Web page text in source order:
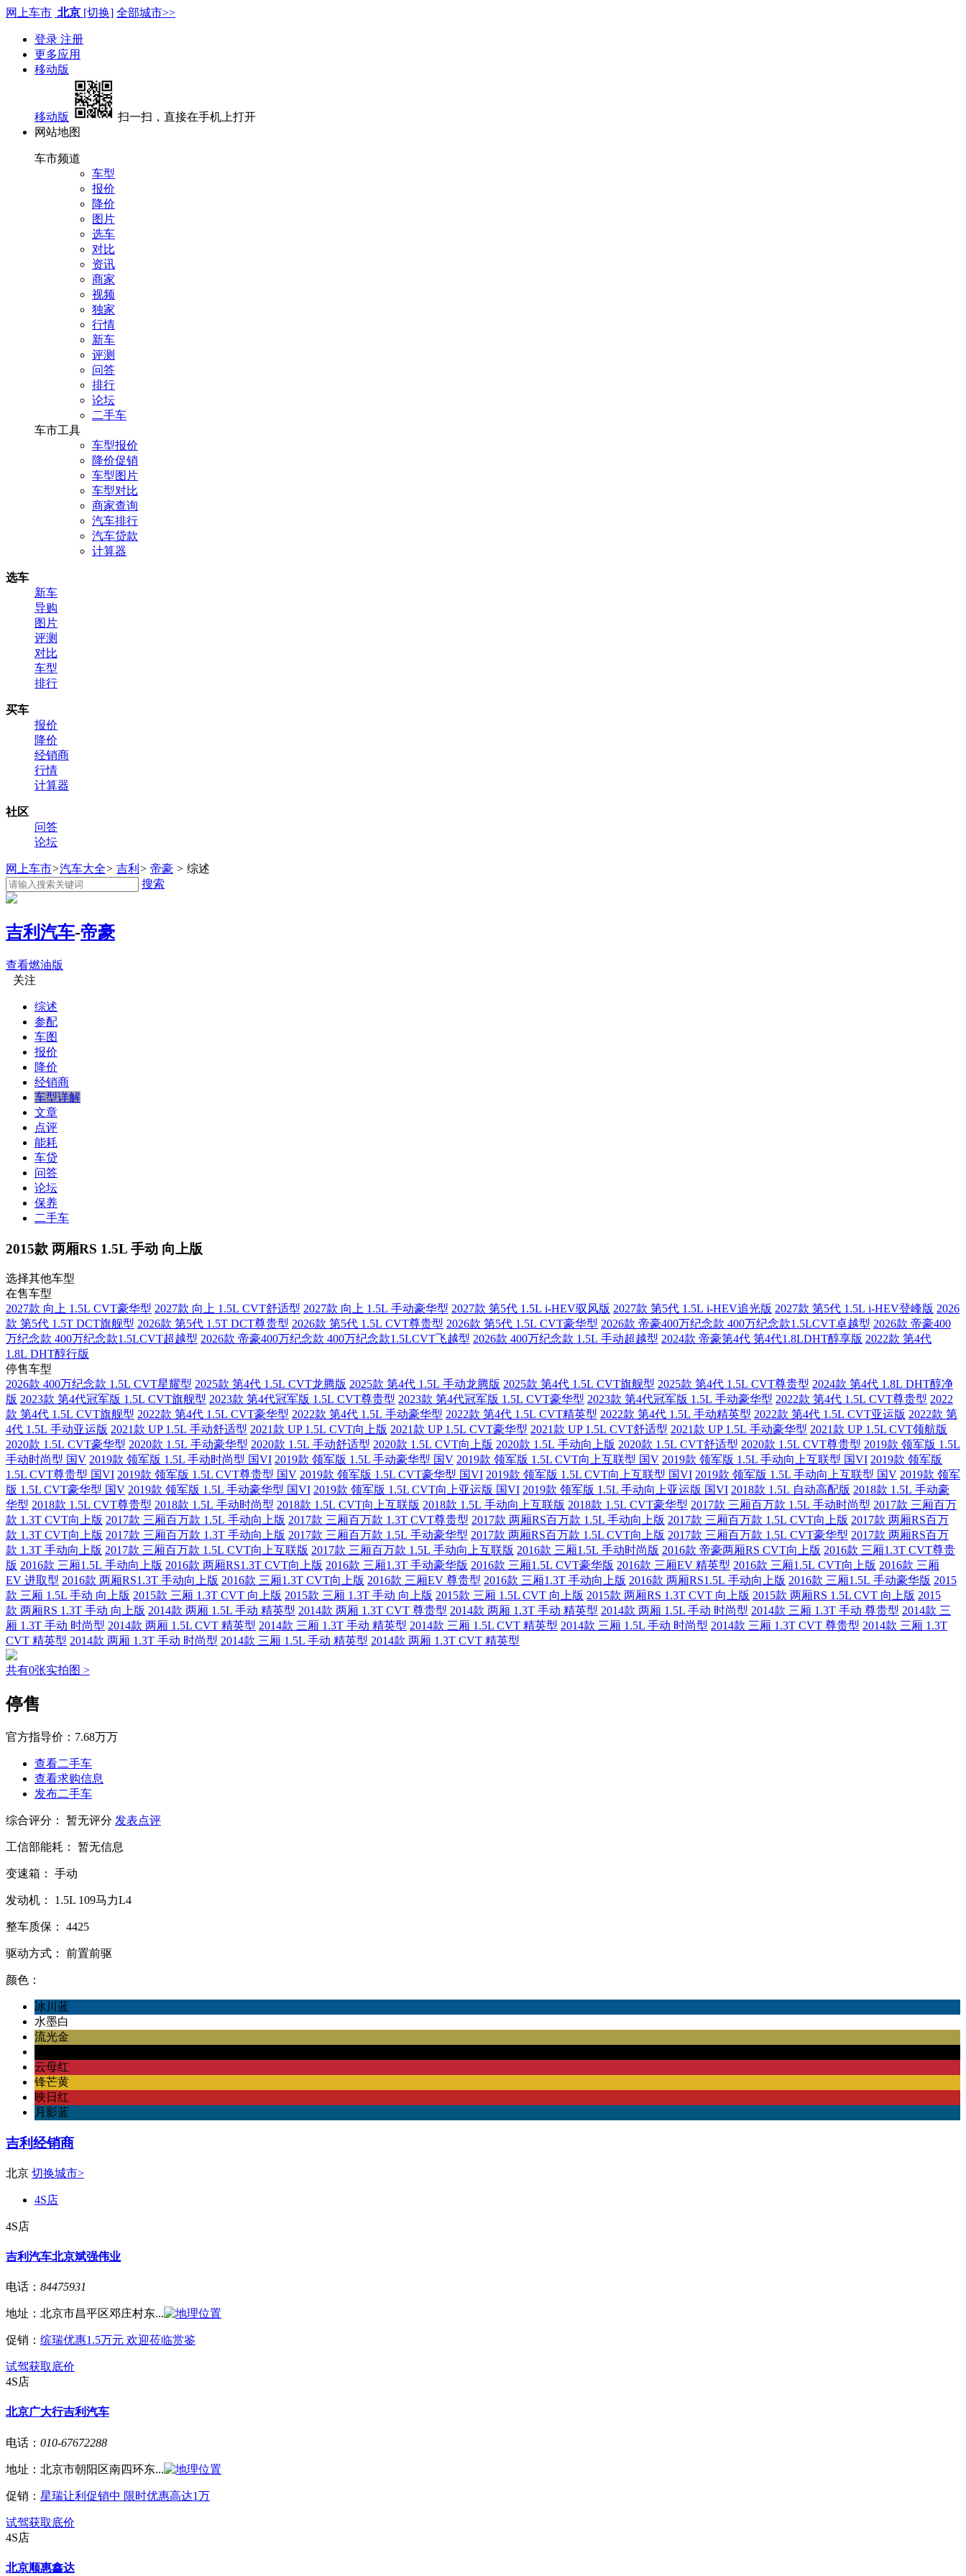
网上车市 北京 [切换] 全部城市>>
登录 注册
更多应用
移动版
移动版
扫一扫，直接在手机上打开
网站地图
车市频道
车型
报价
降价
图片
选车
对比
资讯
商家
视频
独家
行情
新车
评测
问答
排行
论坛
二手车
车市工具
车型报价
降价促销
车型图片
车型对比
商家查询
汽车排行
汽车贷款
计算器
选车
新车
导购
图片
评测
对比
车型
排行
买车
报价
降价
经销商
行情
计算器
社区
问答
论坛
网上车市>汽车大全> 吉利 > 帝豪 > 综述
搜索
吉利汽车-帝豪
查看燃油版
关注
综述
参配
车图
报价
降价
经销商
车型详解
文章
点评
能耗
车贷
问答
论坛
保养
二手车
2015款 两厢RS 1.5L 手动 向上版
选择其他车型
在售车型
2027款 向上 1.5L CVT豪华型 2027款 向上 1.5L CVT舒适型 2027款 向上 1.5L 手动豪华型 2027款 第5代 1.5L i-HEV驭风版 2027款 第5代 1.5L i-HEV追光版 2027款 第5代 1.5L i-HEV登峰版 2026
款 第5代 1.5T DCT旗舰型 2026款 第5代 1.5T DCT尊贵型 2026款 第5代 1.5L CVT尊贵型 2026款 第5代 1.5L CVT豪华型 2026款 帝豪400万纪念款 400万纪念款1.5LCVT卓越型 2026款 帝豪400
万纪念款 400万纪念款1.5LCVT超越型 2026款 帝豪400万纪念款 400万纪念款1.5LCVT飞越型 2026款 400万纪念款 1.5L 手动超越型 2024款 帝豪第4代 第4代1.8LDHT醇享版 2022款 第4代
1.8L DHT醇行版
停售车型
2026款 400万纪念款 1.5L CVT星耀型 2025款 第4代 1.5L CVT龙腾版 2025款 第4代 1.5L 手动龙腾版 2025款 第4代 1.5L CVT旗舰型 2025款 第4代 1.5L CVT尊贵型 2024款 第4代 1.8L DHT醇净
版 2023款 第4代冠军版 1.5L CVT旗舰型 2023款 第4代冠军版 1.5L CVT尊贵型 2023款 第4代冠军版 1.5L CVT豪华型 2023款 第4代冠军版 1.5L 手动豪华型 2022款 第4代 1.5L CVT尊贵型 2022
款 第4代 1.5L CVT旗舰型 2022款 第4代 1.5L CVT豪华型 2022款 第4代 1.5L 手动豪华型 2022款 第4代 1.5L CVT精英型 2022款 第4代 1.5L 手动精英型 2022款 第4代 1.5L CVT亚运版 2022款 第
4代 1.5L 手动亚运版 2021款 UP 1.5L 手动舒适型 2021款 UP 1.5L CVT向上版 2021款 UP 1.5L CVT豪华型 2021款 UP 1.5L CVT舒适型 2021款 UP 1.5L 手动豪华型 2021款 UP 1.5L CVT领航版
2020款 1.5L CVT豪华型 2020款 1.5L 手动豪华型 2020款 1.5L 手动舒适型 2020款 1.5L CVT向上版 2020款 1.5L 手动向上版 2020款 1.5L CVT舒适型 2020款 1.5L CVT尊贵型 2019款 领军版 1.5L
手动时尚型 国V 2019款 领军版 1.5L 手动时尚型 国VI 2019款 领军版 1.5L 手动豪华型 国V 2019款 领军版 1.5L CVT向上互联型 国V 2019款 领军版 1.5L 手动向上互联型 国VI 2019款 领军版
1.5L CVT尊贵型 国VI 2019款 领军版 1.5L CVT尊贵型 国V 2019款 领军版 1.5L CVT豪华型 国VI 2019款 领军版 1.5L CVT向上互联型 国VI 2019款 领军版 1.5L 手动向上互联型 国V 2019款 领军
版 1.5L CVT豪华型 国V 2019款 领军版 1.5L 手动豪华型 国VI 2019款 领军版 1.5L CVT向上亚运版 国VI 2019款 领军版 1.5L 手动向上亚运版 国VI 2018款 1.5L 自动高配版 2018款 1.5L 手动豪
华型 2018款 1.5L CVT尊贵型 2018款 1.5L 手动时尚型 2018款 1.5L CVT向上互联版 2018款 1.5L 手动向上互联版 2018款 1.5L CVT豪华型 2017款 三厢百万款 1.5L 手动时尚型 2017款 三厢百万
款 1.3T CVT向上版 2017款 三厢百万款 1.5L 手动向上版 2017款 三厢百万款 1.3T CVT尊贵型 2017款 两厢RS百万款 1.5L 手动向上版 2017款 三厢百万款 1.5L CVT向上版 2017款 两厢RS百万
款 1.3T CVT向上版 2017款 三厢百万款 1.3T 手动向上版 2017款 三厢百万款 1.5L 手动豪华型 2017款 两厢RS百万款 1.5L CVT向上版 2017款 三厢百万款 1.5L CVT豪华型 2017款 两厢RS百万
款 1.3T 手动向上版 2017款 三厢百万款 1.5L CVT向上互联版 2017款 三厢百万款 1.5L 手动向上互联版 2016款 三厢1.5L 手动时尚版 2016款 帝豪两厢RS CVT向上版 2016款 三厢1.3T CVT尊贵
版 2016款 三厢1.5L 手动向上版 2016款 两厢RS1.3T CVT向上版 2016款 三厢1.3T 手动豪华版 2016款 三厢1.5L CVT豪华版 2016款 三厢EV 精英型 2016款 三厢1.5L CVT向上版 2016款 三厢
EV 进取型 2016款 两厢RS1.3T 手动向上版 2016款 三厢1.3T CVT向上版 2016款 三厢EV 尊贵型 2016款 三厢1.3T 手动向上版 2016款 两厢RS1.5L 手动向上版 2016款 三厢1.5L 手动豪华版 2015
款 三厢 1.5L 手动 向上版 2015款 三厢 1.3T CVT 向上版 2015款 三厢 1.3T 手动 向上版 2015款 三厢 1.5L CVT 向上版 2015款 两厢RS 1.3T CVT 向上版 2015款 两厢RS 1.5L CVT 向上版 2015
款 两厢RS 1.3T 手动 向上版 2014款 两厢 1.5L 手动 精英型 2014款 两厢 1.3T CVT 尊贵型 2014款 两厢 1.3T 手动 精英型 2014款 两厢 1.5L 手动 时尚型 2014款 三厢 1.3T 手动 尊贵型 2014款 三
厢 1.3T 手动 时尚型 2014款 两厢 1.5L CVT 精英型 2014款 三厢 1.3T 手动 精英型 2014款 三厢 1.5L CVT 精英型 2014款 三厢 1.5L 手动 时尚型 2014款 三厢 1.3T CVT 尊贵型 2014款 三厢 1.3T
CVT 精英型 2014款 两厢 1.3T 手动 时尚型 2014款 三厢 1.5L 手动 精英型 2014款 两厢 1.3T CVT 精英型
共有0张实拍图 >
停售
官方指导价： 7.68万万
查看二手车
查看求购信息
发布二手车
综合评分： 暂无评分 发表点评
工信部能耗： 暂无信息
变速箱： 手动
发动机： 1.5L 109马力L4
整车质保： 4425
驱动方式： 前置前驱
颜色：
冰川蓝
水墨白
流光金
云母红
锋芒黄
映日红
月影蓝
吉利经销商
北京 切换城市>
4S店
4S店
吉利汽车北京斌强伟业
电话： 84475931
地址： 北京市昌平区邓庄村东...
促销： 缤瑞优惠1.5万元 欢迎莅临赏鉴
试驾获取底价
4S店
北京广大行吉利汽车
电话： 010-67672288
地址： 北京市朝阳区南四环东...
促销： 星瑞让利促销中 限时优惠高达1万
试驾获取底价
4S店
北京顺惠鑫达